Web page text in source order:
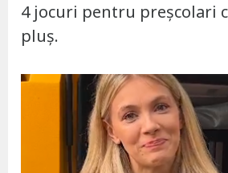
4 jocuri pentru preșcolari
pluș.